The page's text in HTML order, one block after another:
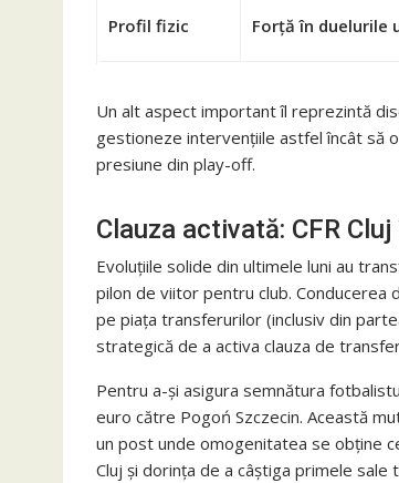
Profil fizic Forță în duelurile
Un alt aspect important îl reprezintă
gestioneze intervențiile astfel încât să
presiune din play-off.
Clauza activată: CFR
Evoluțiile solide din ultimele luni au
pilon de viitor pentru club. Conducerea
pe piața transferurilor (inclusiv din
strategică de a activa clauza de
Pentru a-și asigura semnătura
euro către Pogoń Szczecin. Această
un post unde omogenitatea se obține
Cluj și dorința de a câștiga primele sale